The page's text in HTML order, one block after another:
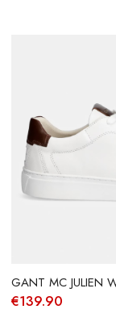
GANT MC JULIEN
€139.90